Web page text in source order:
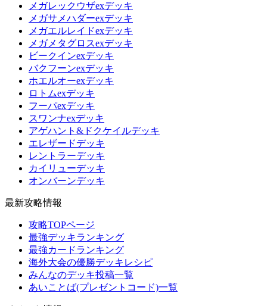
メガレックウザexデッキ
メガサメハダーexデッキ
メガエルレイドexデッキ
メガメタグロスexデッキ
ビークインexデッキ
バクフーンexデッキ
ホエルオーexデッキ
ロトムexデッキ
フーパexデッキ
スワンナexデッキ
アゲハント&ドクケイルデッキ
エレザードデッキ
レントラーデッキ
カイリューデッキ
オンバーンデッキ
最新攻略情報
攻略TOPページ
最強デッキランキング
最強カードランキング
海外大会の優勝デッキレシピ
みんなのデッキ投稿一覧
あいことば(プレゼントコード)一覧